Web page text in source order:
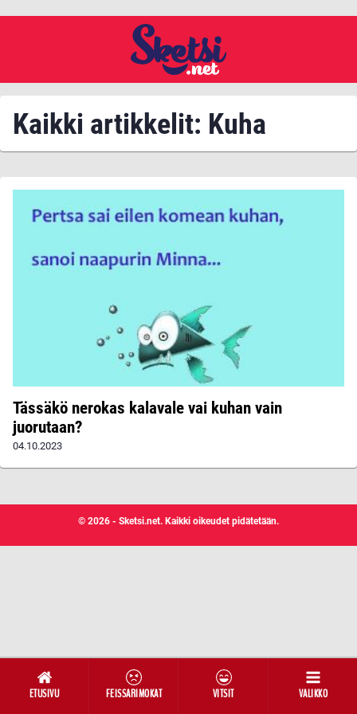
ETUSIVU FEISSARIMOKAT VITSIT VALIKKO
Kaikki artikkelit: Kuha
Tässäkö nerokas kalavale vai kuhan vain
juorutaan?
04.10.2023
© 2026 - Sketsi.net. Kaikki oikeudet pidätetään.